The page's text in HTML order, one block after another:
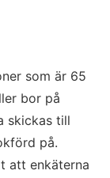
som är 65
bor på
skickas till
på.
att enkäterna